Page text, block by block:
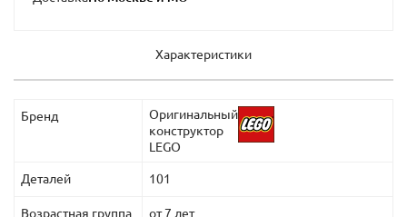
Характеристики
Бренд
Оригинальный
конструктор
LEGO
Деталей 101
Возрастная группа от 7 лет